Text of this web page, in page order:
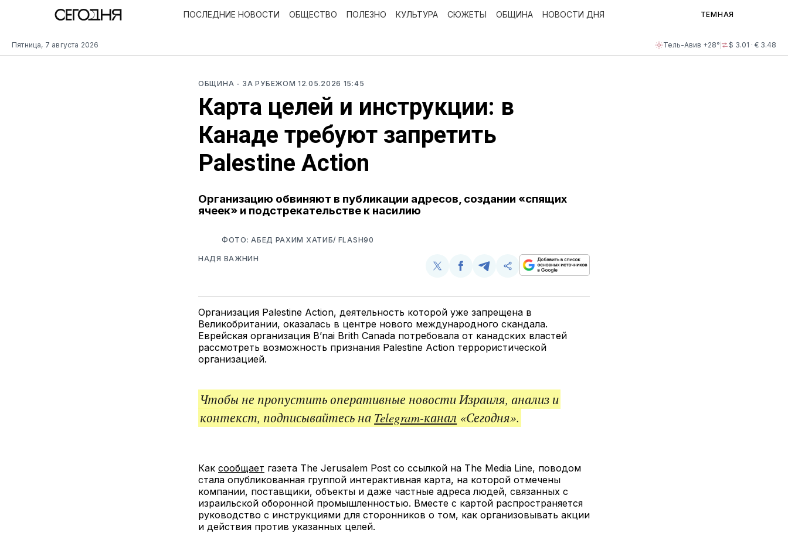
Пятница, 7 августа 2026 Тель-Авив +28° $ 3.01 · € 3.48
ПОСЛЕДНИЕ НОВОСТИ ОБЩЕСТВО ПОЛЕЗНО КУЛЬТУРА СЮЖЕТЫ ОБЩИНА НОВОСТИ ДНЯ ТЕМНАЯ
ОБЩИНА - ЗА РУБЕЖОМ12.05.2026 15:45
Карта целей и инструкции: в
Канаде требуют запретить
Palestine Action
Организацию обвиняют в публикации адресов, создании «спящих
ячеек» и подстрекательстве к насилию
ФОТО: АБЕД РАХИМ ХАТИБ/ FLASH90
НАДЯ ВАЖНИН
Поделиться
Twitter
Поделиться
Facebook
Поделиться
Telegram
Скопируйте
поделитесь
Организация Palestine Action, деятельность которой уже запрещена в
Великобритании, оказалась в центре нового международного скандала.
Еврейская организация B’nai Brith Canada потребовала от канадских властей
рассмотреть возможность признания Palestine Action террористической
организацией.
Чтобы не пропустить оперативные новости Израиля, анализ и
контекст, подписывайтесь на Telegram-канал «Сегодня».
Как сообщает газета The Jerusalem Post со ссылкой на The Media Line, поводом
стала опубликованная группой интерактивная карта, на которой отмечены
компании, поставщики, объекты и даже частные адреса людей, связанных с
израильской оборонной промышленностью. Вместе с картой распространяется
руководство с инструкциями для сторонников о том, как организовывать акции
и действия против указанных целей.